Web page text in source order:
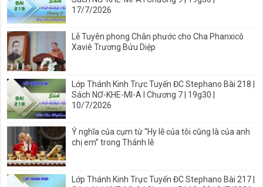
17/7/2026
Lễ Tuyên phong Chân phước cho Cha Phanxicô
Xaviê Trương Bửu Diệp
Lớp Thánh Kinh Trực Tuyến ĐC Stephano Bài 218 |
Sách NƠ-KHE-MI-A I Chương 7 | 19g30 |
10/7/2026
Ý nghĩa của cụm từ “Hy lễ của tôi cũng là của anh
chị em” trong Thánh lễ
Lớp Thánh Kinh Trực Tuyến ĐC Stephano Bài 217 |